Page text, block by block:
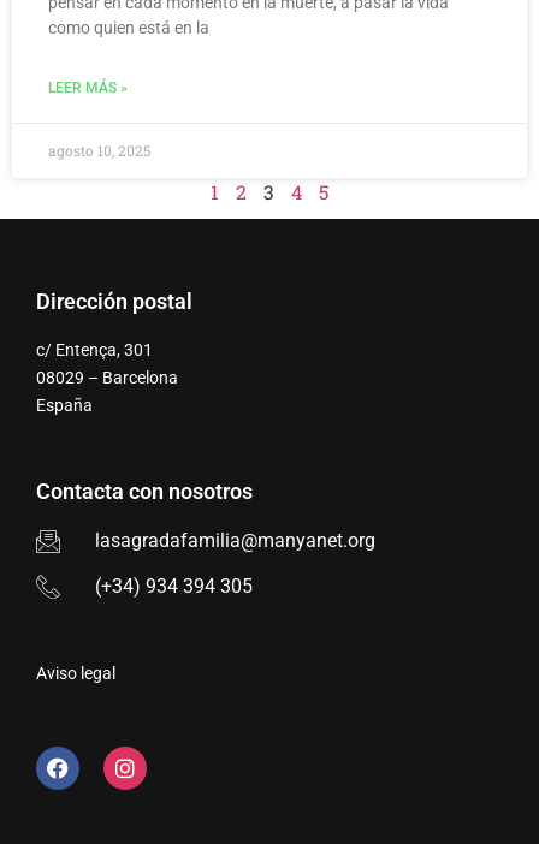
como quien está en la
LEER MÁS »
agosto 10, 2025
1 2 3 4 5
Dirección postal
c/ Entença, 301
08029 – Barcelona
España
Contacta con nosotros
lasagradafamilia@manyanet.org
(+34) 934 394 305
Aviso legal